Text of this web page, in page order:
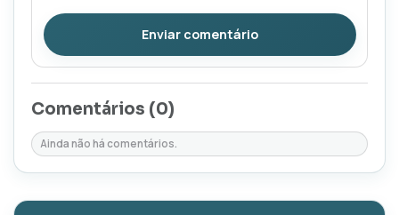
Enviar comentário
Comentários (0)
Ainda não há comentários.